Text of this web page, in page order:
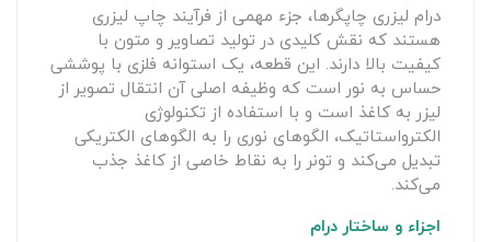
درام لیزری چاپگرها، جزء مهمی از فرآیند چاپ لیزری
هستند که نقش کلیدی در تولید تصاویر و متون با
کیفیت بالا دارند. این قطعه، یک استوانه فلزی با پوششی
حساس به نور است که وظیفه اصلی آن انتقال تصویر از
لیزر به کاغذ است و با استفاده از تکنولوژی
الکترواستاتیک، الگوهای نوری را به الگوهای الکتریکی
تبدیل می‌کند و تونر را به نقاط خاصی از کاغذ جذب
می‌کند.
اجزاء و ساختار درام